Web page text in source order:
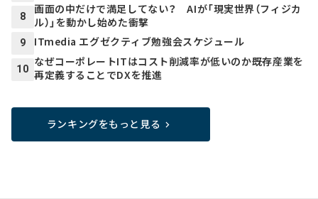
8
画面の中だけで満足してない？ AIが「現実世界（フィジカ
ル）」を動かし始めた衝撃
9 ITmedia エグゼクティブ勉強会スケジュール
10
なぜコーポレートITはコスト削減率が低いのか――既存産業を
再定義することでDXを推進
ランキングをもっと見る